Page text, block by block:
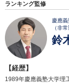
ランキング監修
慶應
（非常
鈴
【経歴】
1989年慶應義塾大学理